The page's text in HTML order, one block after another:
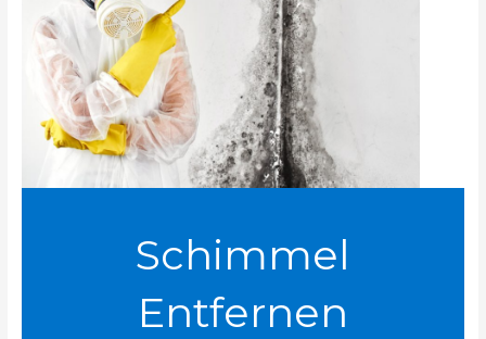
Schimmel
Entfernen